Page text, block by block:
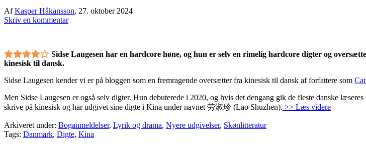
AfKasper Håkansson, 27. oktober 2024
Skriv en kommentar
Sidse Laugesen har en hardcore høne, og hun er selv en rimelig hardcore digter og
kinesisk til dansk.
Sidse Laugesen kender vi er på bloggen som en fremragende oversætter fra kinesisk til dansk af forfattere som
Men Sidse Laugesen er også selv digter. Hun debuterede i 2020, og hvis det dengang gik de fleste danske
skrive på kinesisk og har udgivet sine digte i Kina under navnet 劳淑珍 (Lao Shuzhen). >> Læs videre
Arkiveret under: Boganmeldelser, Lyrik og drama, Nyere udgivelser, Skønlitteratur
Tags: Danmark, Digte, Kina